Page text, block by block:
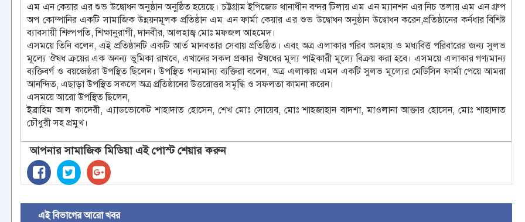
এম এন কেয়ার এর শুভ উদ্বোধন অনুষ্ঠান অনুষ্ঠিত হয়েছে। চট্টগ্রাম ইপিজেড থানাধীন বন্দর টিলায় এম এন ম্যানশন এর নিচ তলায় এম এন গ্রুপ
অপ কোম্পানির একটি সামাজিক উন্নয়নমূলক প্রতিষ্ঠান এম এন ফার্মা কেয়ার এর শুভ উদ্বোধন অনুষ্ঠান উদ্বোধন করেন,প্রতিষ্ঠানের কর্নধার বিশিষ্ট
ব্যাবসায়ী শিল্পপতি, শিক্ষানুরাগী, দানবীর, আলহাজ্ব মোঃ মফজল আহমেদ।
এসময়ে তিনি বলেন, এই প্রতিষ্ঠানটি একটি আর্ত মানবতার সেবায় প্রতিষ্ঠিত। এবং অত্র এলাকার গরিব অসহায় ও মধ্যবিত্ত পরিবারের জন্য সুলভ
মূল্যে ঔষধ ক্রয়ের এক অনন্য ভুমিকা রাখবে, এখানের সকল প্রকার ঔষধের মূল্য পাইকারী মূল্যে বিক্রয় করা হবে। এসময়ে এলাকার গণ্যমান্য
ব্যক্তিবর্গ ও বয়জেষ্ঠরা উপস্থিত ছিলেন। উপস্থিত গন্যমান্য ব্যক্তিরা বলেন, অত্র এলাকায় এমন একটি সুলভ মূল্যের মেডিসিন ফার্মা পেয়ে আমরা
আনন্দিত, এছাড়া উপস্থিত সকলে অত্র প্রতিষ্ঠানের উত্তরোত্তর সমৃদ্ধি ও সফলতা কামনা করেন।
এসময়ে আরো উপস্থিত ছিলেন,
ইব্রাহিম আল কাদেরী, এ্যাডভোকেট শাহাদাত হোসেন, শেখ মোঃ সোয়েব, মোঃ শাহজাহান বাদশা, মাওলানা আক্তার হোসেন, মোঃ শাহাদাত
চৌধুরী সহ প্রমুখ।
আপনার সামাজিক মিডিয়া এই পোস্ট শেয়ার করুন
এই বিভাগের আরো খবর